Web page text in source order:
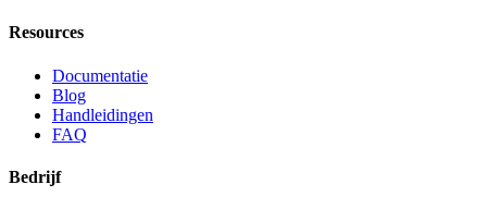
Resources
Documentatie
Blog
Handleidingen
FAQ
Bedrijf